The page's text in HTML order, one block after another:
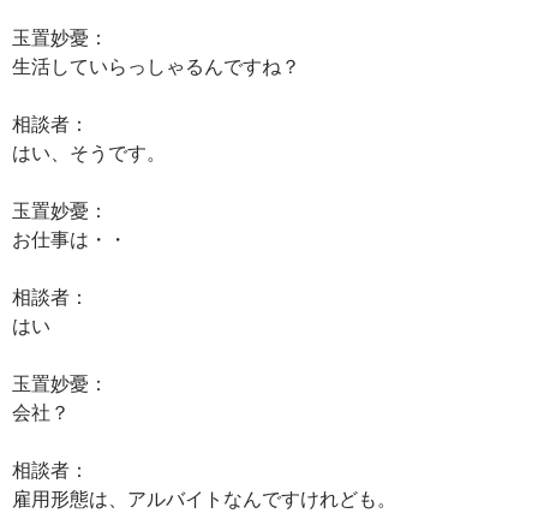
玉置妙憂：
生活していらっしゃるんですね？
相談者：
はい、そうです。
玉置妙憂：
お仕事は・・
相談者：
はい
玉置妙憂：
会社？
相談者：
雇用形態は、アルバイトなんですけれども。